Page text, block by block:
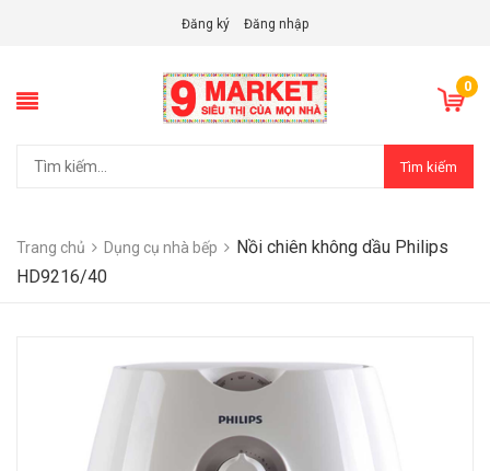
Đăng ký Đăng nhập
0
Tìm kiếm
Trang chủ Dụng cụ nhà bếp
Nồi chiên không dầu Philips
HD9216/40